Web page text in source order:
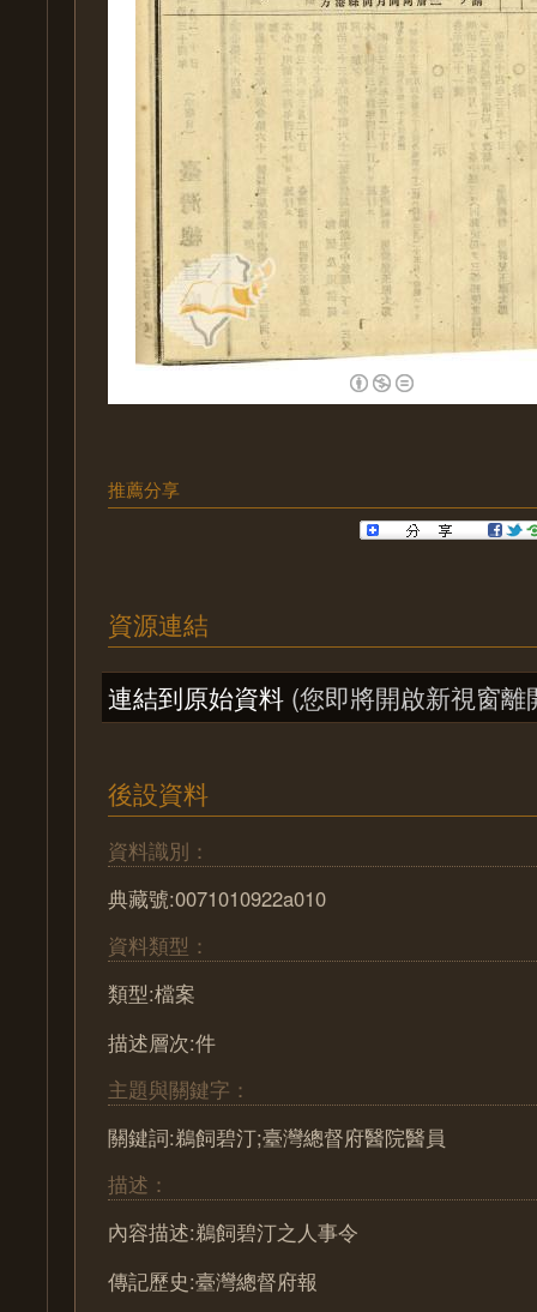
推薦分享
資源連結
連結到原始資料 (您即將開啟新視窗離
後設資料
資料識別：
典藏號:0071010922a010
資料類型：
類型:檔案
描述層次:件
主題與關鍵字：
關鍵詞:鵜飼碧汀;臺灣總督府醫院醫員
描述：
內容描述:鵜飼碧汀之人事令
傳記歷史:臺灣總督府報